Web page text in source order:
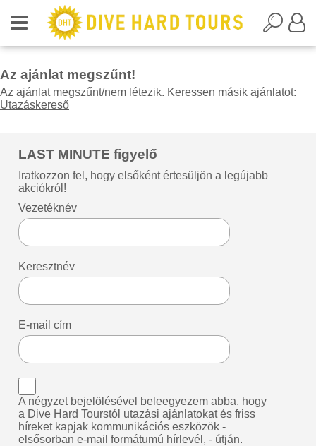
Az ajánlat megszűnt!
Az ajánlat megszűnt/nem létezik. Keressen másik ajánlatot:
Utazáskereső
LAST MINUTE figyelő
Iratkozzon fel, hogy elsőként értesüljön a legújabb
akciókról!
Vezetéknév
Keresztnév
E-mail cím
A négyzet bejelölésével beleegyezem abba, hogy
a Dive Hard Tourstól utazási ajánlatokat és friss
híreket kapjak kommunikációs eszközök -
elsősorban e-mail formátumú hírlevél, - útján.